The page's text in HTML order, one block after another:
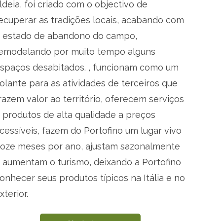
foi criado com o objectivo de
as tradições locais, acabando com
estado de abandono do campo,
por muito tempo alguns
desabitados. , funcionam como um
para as atividades de terceiros que
valor ao território, oferecem serviços
produtos de alta qualidade a preços
fazem do Portofino um lugar vivo
meses por ano, ajustam sazonalmente
aumentam o turismo, deixando a Portofino
seus produtos típicos na Itália e no